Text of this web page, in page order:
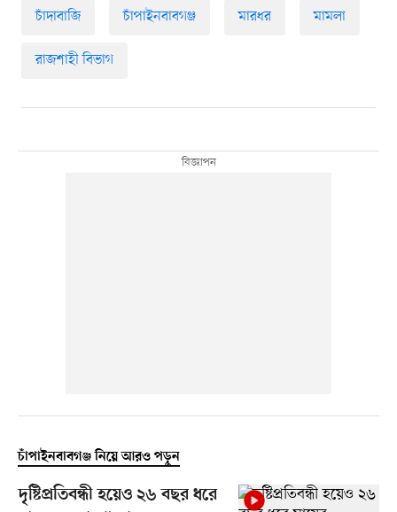
চাঁদাবাজি চাঁপাইনবাবগঞ্জ মারধর মামলা
রাজশাহী বিভাগ
চাঁপাইনবাবগঞ্জ নিয়ে আরও পড়ুন
দৃষ্টিপ্রতিবন্ধী হয়েও ২৬ বছর ধরে